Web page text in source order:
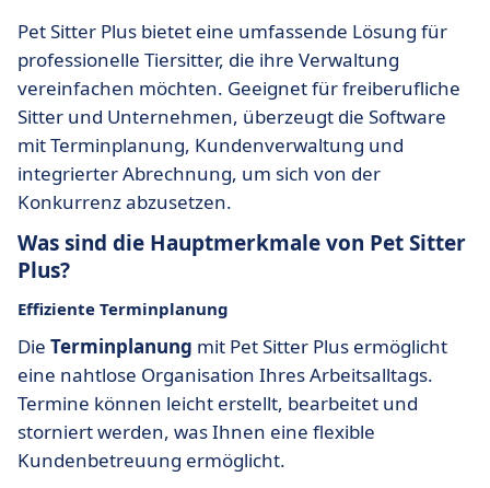
Pet Sitter Plus bietet eine umfassende Lösung für
professionelle Tiersitter, die ihre Verwaltung
vereinfachen möchten. Geeignet für freiberufliche
Sitter und Unternehmen, überzeugt die Software
mit Terminplanung, Kundenverwaltung und
integrierter Abrechnung, um sich von der
Konkurrenz abzusetzen.
Was sind die Hauptmerkmale von Pet Sitter
Plus?
Effiziente Terminplanung
Die Terminplanung mit Pet Sitter Plus ermöglicht
eine nahtlose Organisation Ihres Arbeitsalltags.
Termine können leicht erstellt, bearbeitet und
storniert werden, was Ihnen eine flexible
Kundenbetreuung ermöglicht.